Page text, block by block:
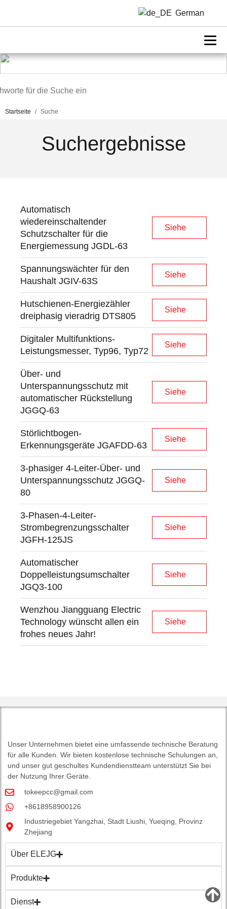
German
Suche
Startseite / Suche
Suchergebnisse
Automatisch
wiedereinscha tender
Schutzscha ter für die
Energiemessung JGDL-63
Siehe
Spannungswächter für den
Hausha t JGIV-63S
Siehe
Hutschienen-Energiezäh er
dreiphasig vieradrig DTS805
Siehe
Digita er Mu tifunktions-
Leistungsmesser, Typ96, Typ72
Siehe
Über- und
Unterspannungsschutz mit
automatischer Rückste ung
JGGQ-63
Siehe
Stör ichtbogen-
Erkennungsgeräte JGAFDD-63
Siehe
3-phasiger 4-Leiter-Über- und
Unterspannungsschutz JGGQ-
80
Siehe
3-Phasen-4-Leiter-
Strombegrenzungsscha ter
JGFH-125JS
Siehe
Automatischer
Doppe eistungsumscha ter
JGQ3-100
Siehe
Wenzhou Jiangguang E ectric
Techno ogy wünscht a en ein
frohes neues Jahr!
Siehe
Unser Unternehmen bietet eine umfassende technische Beratung
für alle Kunden. Wir bieten kostenlose technische Schulungen an,
und unser gut geschultes Kundendienstteam unterstützt Sie bei
der Nutzung Ihrer Geräte.
tokeepcc@gmail.com
+8618958900126
Industriegebiet Yangzhai, Stadt Liushi, Yueqing, Provinz
Zhejiang
Über ELEJG
Produkte
Dienst